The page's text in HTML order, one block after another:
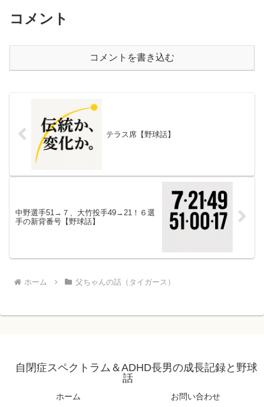
コメント
コメントを書き込む
テラス席【野球話】
中野選手51→７、大竹投手49→21！６選
手の新背番号【野球話】
ホーム 父ちゃんの話（タイガース）
自閉症スペクトラム＆ADHD長男の成長記録と野球
話
ホーム お問い合わせ